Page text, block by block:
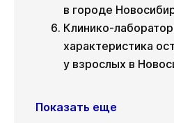
в городе
Клинико-
характеристика
у взрослых в
Показать еще